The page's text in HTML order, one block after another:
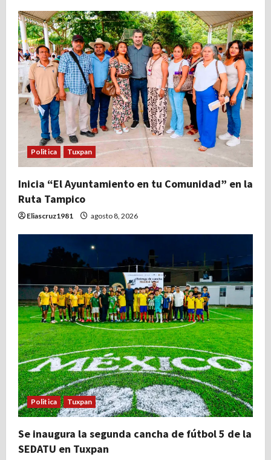
Politica Tuxpan
Inicia “El Ayuntamiento en tu Comunidad” en la
Ruta Tampico
Eliascruz1981 agosto 8, 2026
Politica Tuxpan
Se inaugura la segunda cancha de fútbol 5 de la
SEDATU en Tuxpan